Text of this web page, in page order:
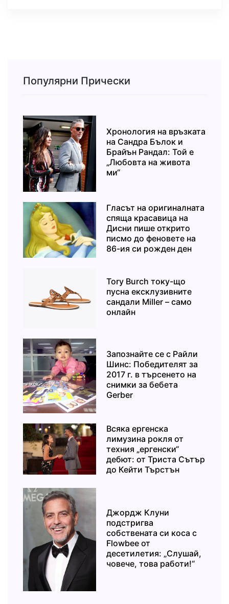
Популярни Прически
Хронология на връзката
на Сандра Бълок и
Брайън Рандал: Той е
„Любовта на живота
ми“
Гласът на оригиналната
спяща красавица на
Дисни пише открито
писмо до феновете на
86-ия си рожден ден
Tory Burch току-що
пусна ексклузивните
сандали Miller – само
онлайн
Запознайте се с Райли
Шинс: Победителят за
2017 г. в търсенето на
снимки за бебета
Gerber
Всяка ергенска
лимузина рокля от
техния „ергенски“
дебют: от Триста Сътър
до Кейти Търстън
Джордж Клуни
подстригва
собствената си коса с
Flowbee от
десетилетия: „Слушай,
човече, това работи!“